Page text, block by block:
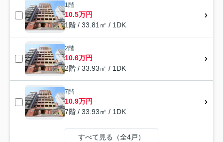
1階
10.5万円
1階 / 33.81㎡ / 1DK
2階
10.6万円
2階 / 33.93㎡ / 1DK
7階
10.9万円
7階 / 33.93㎡ / 1DK
すべて見る（全4戸）